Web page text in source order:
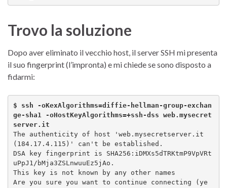
Trovo la soluzione
Dopo aver eliminato il vecchio host, il server SSH mi presenta
il suo fingerprint (l’impronta) e mi chiede se sono disposto a
fidarmi:
$ ssh -oKexAlgorithms=diffie-hellman-group-exchan
ge-sha1 -oHostKeyAlgorithms=+ssh-dss web.mysecret
server.it
The authenticity of host 'web.mysecretserver.it
(184.17.4.115)' can't be established.
DSA key fingerprint is SHA256:iDMXs5dTRKtmP9VpVRt
uPpJ1/bMja3ZSLnwuuEz5jAo.
This key is not known by any other names
Are you sure you want to continue connecting (ye